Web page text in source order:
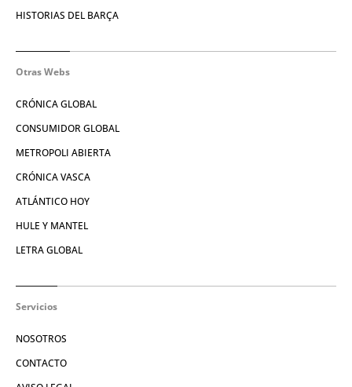
HISTORIAS DEL BARÇA
Otras Webs
CRÓNICA GLOBAL
CONSUMIDOR GLOBAL
METROPOLI ABIERTA
CRÓNICA VASCA
ATLÁNTICO HOY
HULE Y MANTEL
LETRA GLOBAL
Servicios
NOSOTROS
CONTACTO